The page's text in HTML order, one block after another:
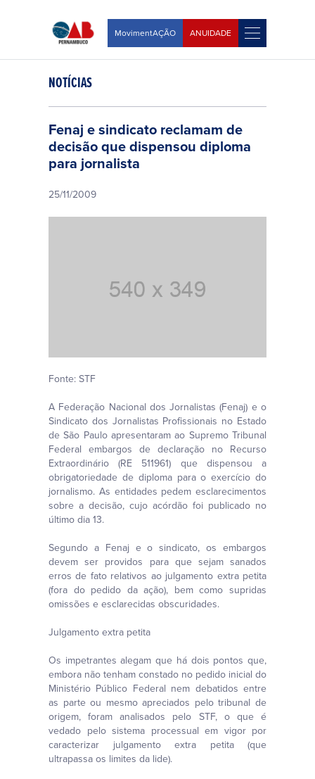
MovimentAÇÃO ANUIDADE
NOTÍCIAS
Fenaj e sindicato reclamam de
decisão que dispensou diploma
para jornalista
25/11/2009
Fonte: STF
A Federação Nacional dos Jornalistas (Fenaj) e o
Sindicato dos Jornalistas Profissionais no Estado
de São Paulo apresentaram ao Supremo Tribunal
Federal embargos de declaração no Recurso
Extraordinário (RE 511961) que dispensou a
obrigatoriedade de diploma para o exercício do
jornalismo. As entidades pedem esclarecimentos
sobre a decisão, cujo acórdão foi publicado no
último dia 13.
Segundo a Fenaj e o sindicato, os embargos
devem ser providos para que sejam sanados
erros de fato relativos ao julgamento extra petita
(fora do pedido da ação), bem como supridas
omissões e esclarecidas obscuridades.
Julgamento extra petita
Os impetrantes alegam que há dois pontos que,
embora não tenham constado no pedido inicial do
Ministério Público Federal nem debatidos entre
as parte ou mesmo apreciados pelo tribunal de
origem, foram analisados pelo STF, o que é
vedado pelo sistema processual em vigor por
caracterizar julgamento extra petita (que
ultrapassa os limites da lide).